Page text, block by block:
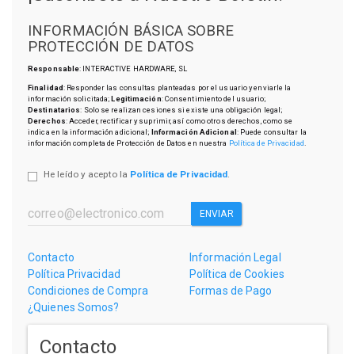
INFORMACIÓN BÁSICA SOBRE
PROTECCIÓN DE DATOS
Responsable: INTERACTIVE HARDWARE, SL
Finalidad: Responder las consultas planteadas por el usuario y enviarle la
información solicitada;Legitimación: Consentimiento del usuario;
Destinatarios: Solo se realizan cesiones si existe una obligación legal;
Derechos: Acceder, rectificar y suprimir, así como otros derechos, como se
indica en la información adicional; Información Adicional: Puede consultar la
información completa de Protección de Datos en nuestra Política de Privacidad
He leído y acepto la Política de Privacidad.
ENVIAR
Contacto
Información Legal
Política Privacidad
Política de Cookies
Condiciones de Compra
Formas de Pago
¿Quienes Somos?
Contacto